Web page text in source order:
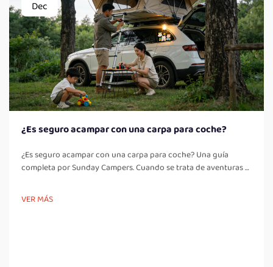
Dec
¿Es seguro acampar con una carpa para coche?
¿Es seguro acampar con una carpa para coche? Una guía
completa por Sunday Campers. Cuando se trata de aventuras al
muchos entusiastas del camping, una carpa para coche,
comúnmente conocida como carpa de techo, se ha convertido
VER MÁS